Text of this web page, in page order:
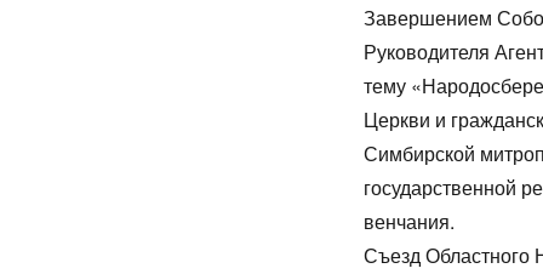
Завершением
Руководителя
тему
Церкви и
Симбирской
государственной
венчания.
Съезд Областного